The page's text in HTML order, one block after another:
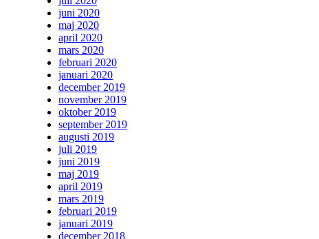
juni 2020
maj 2020
april 2020
mars 2020
februari 2020
januari 2020
december 2019
november 2019
oktober 2019
september 2019
augusti 2019
juli 2019
juni 2019
maj 2019
april 2019
mars 2019
februari 2019
januari 2019
december 2018